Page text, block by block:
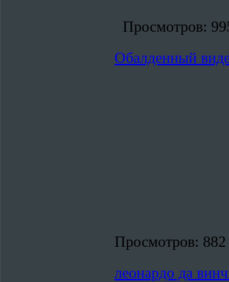
Просмотров:
Обалденный
Просмотров: 882
леонардо да